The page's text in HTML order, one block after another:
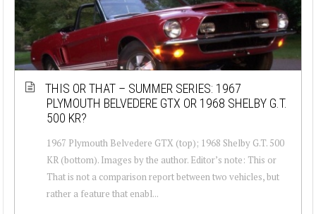
THIS OR THAT – SUMMER SERIES: 1967
PLYMOUTH BELVEDERE GTX OR 1968 SHELBY G.T.
500 KR?
1967 Plymouth Belvedere GTX (top); 1968 Shelby G.T. 500
KR (bottom). Images by the author. Editor’s note: This or
That is not a comparison report between two vehicles, but
rather a feature that enabl...